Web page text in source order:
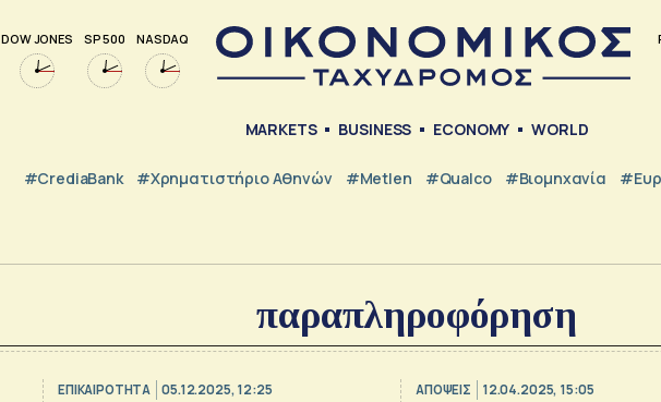
DOW JONES SP 500 NASDAQ
MARKETS BUSINESS ECONOMY WORLD
#CrediaBank #Χρηματιστήριο Αθηνών #metlen #Qualco #Βιομηχανία
παραπληροφόρηση
ΕΠΙΚΑΙΡΟΤΗΤΑ 05.12.2025, 12:25 ΑΠΟΨΕΙΣ 12.04.2025, 15:05